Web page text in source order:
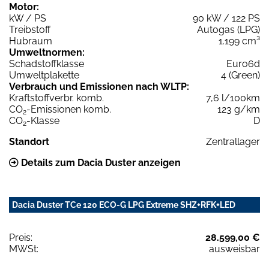
Motor:
kW / PS
90 kW / 122 PS
Treibstoff
Autogas (LPG)
Hubraum
1.199 cm³
Umweltnormen:
Schadstoffklasse
Euro6d
Umweltplakette
4 (Green)
Verbrauch und Emissionen nach WLTP:
Kraftstoffverbr. komb.
7,6 l/100km
CO2-Emissionen komb.
123 g/km
CO2-Klasse
D
Standort
Zentrallager
Details zum Dacia Duster anzeigen
Dacia Duster TCe 120 ECO-G LPG Extreme SHZ+RFK+LED
Preis:
28.599,00 €
MWSt:
ausweisbar